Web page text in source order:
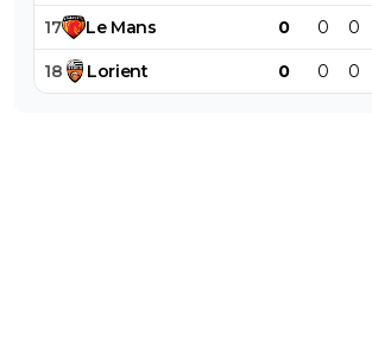
17 Le Mans 0 0 0
18 Lorient 0 0 0